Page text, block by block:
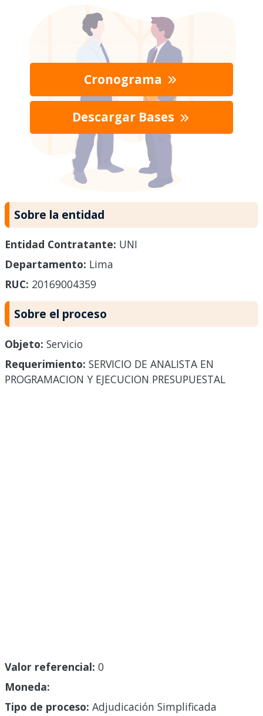
Cronograma
Descargar Bases
Sobre la entidad
Entidad Contratante: UNI
Departamento: Lima
RUC: 20169004359
Sobre el proceso
Objeto: Servicio
Requerimiento: SERVICIO DE ANALISTA EN
PROGRAMACION Y EJECUCION PRESUPUESTAL
Valor referencial: 0
Moneda:
Tipo de proceso: Adjudicación Simplificada